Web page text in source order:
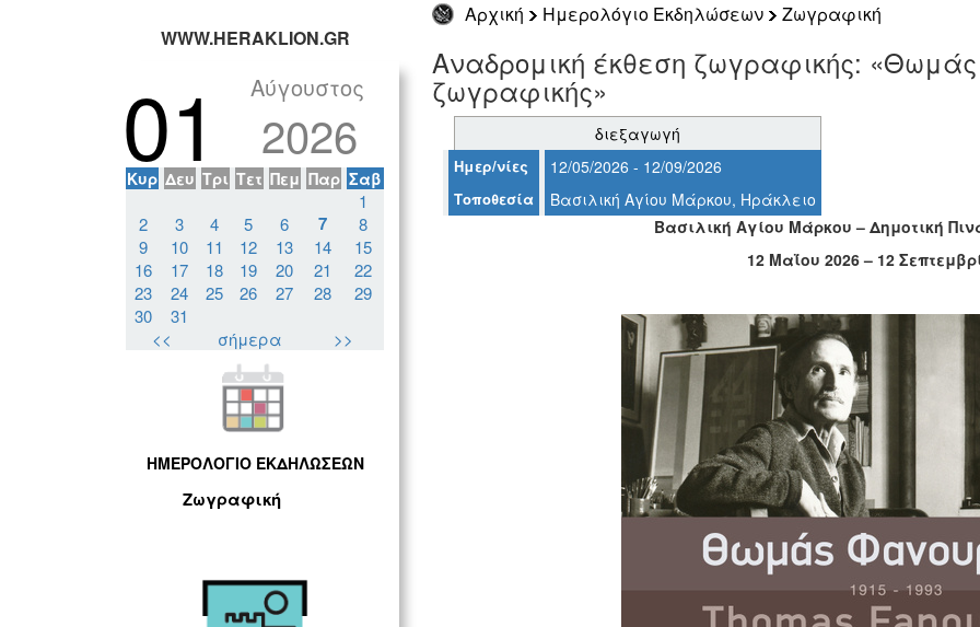
Αρχική Ημερολόγιο Εκδηλώσεων
Ζωγραφική
WWW.HERAKLION.GR
01 Αύγουστος
2026
Κυρ Δευ Τρι Τετ Πεμ Παρ Σαβ
1
2
3 4 5 6 7
8
9
10 11 12 13 14
15
16
17 18 19 20 21
22
23
24 25 26 27 28
29
30
31
<<
σήμερα >>
ΗΜΕΡΟΛΟΓΙΟ ΕΚΔΗΛΩΣΕΩΝ
Ζωγραφική
Αναδρομική έκθεση ζωγραφικής:
ζωγραφικής»
διεξαγωγή
Ημερ/νίες 12/05/2026 - 12/09/2026
Τοποθεσία
Βασιλική Αγίου Μάρκου, Ηράκλειο
Βασιλική Αγίου Μάρκου – Δημοτική
12 Μαΐου 2026 – 12